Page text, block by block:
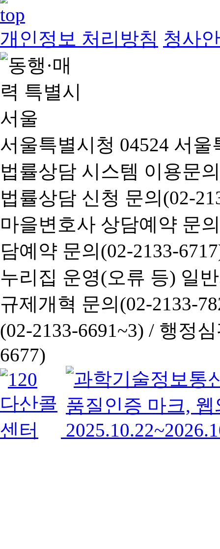
개인정보 처리방침 청사
서울특별시청 04524 서
법률상담 시스템 이용문
법률상담 신청 문의(02-
마을변호사 상담예약 문
담예약 문의(02-2133-
누리집 운영(오류 등) 일
규제개혁 문의(02-2133-
(02-2133-6691~3) / 행정심
6677)